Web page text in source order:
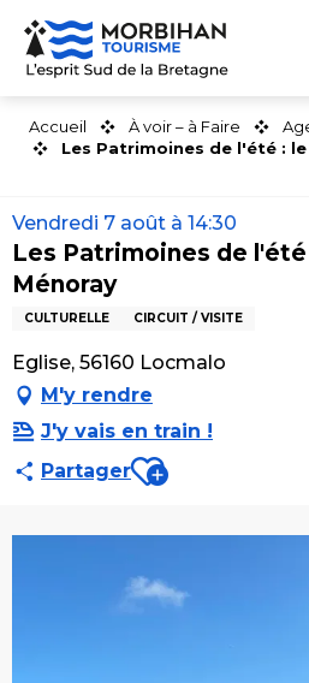
Aller
contenu
Accueil À voir – à Faire
Les Patrimoines de l'été :
Vendredi 7 août à 14:30
Les Patrimoines de
Ménoray
CULTURELLE CIRCUIT / VISITE
Eglise, 56160 Locmalo
M'y rendre
J'y vais en train !
PartagerAjouter aux favoris